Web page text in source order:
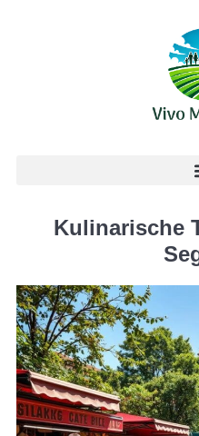
Kulinarische